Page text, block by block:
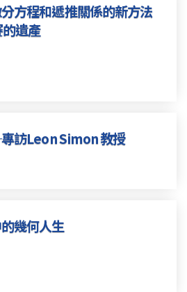
方程和遞推關係的新方法
遺產
訪Leon Simon 教授
幾何人生